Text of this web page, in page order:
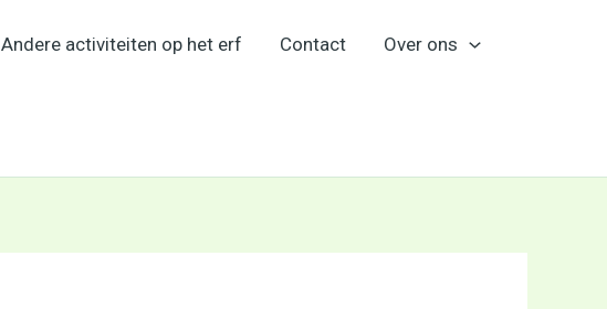
Andere activiteiten op het erf Contact Over ons